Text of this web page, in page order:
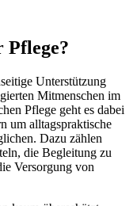
Pflege?
Unterstützung
Mitmenschen im
Pflege geht es dabei
um alltagspraktische
Dazu zählen
die Begleitung zu
Versorgung von